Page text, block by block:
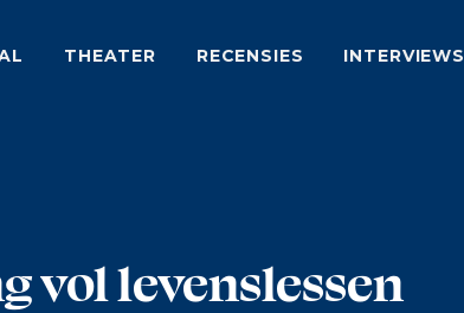
THEATER RECENSIES INTERVIEWS
vol levenslessen